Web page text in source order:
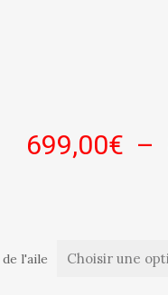
699,00€ –
l'aile